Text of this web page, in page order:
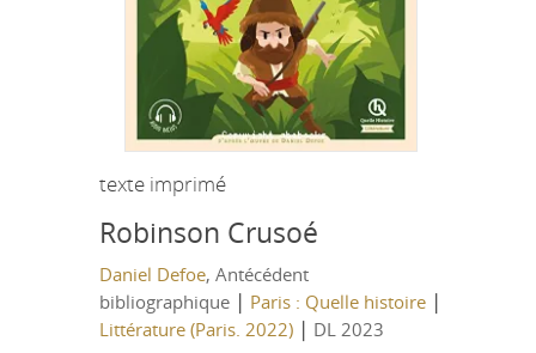
texte imprimé
Robinson Crusoé
Daniel Defoe, Antécédent
bibliographique | Paris : Quelle histoire|
Littérature (Paris. 2022)| DL 2023